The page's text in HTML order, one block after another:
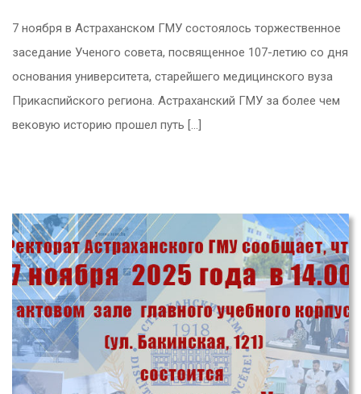
7 ноября в Астраханском ГМУ состоялось торжественное
заседание Ученого совета, посвященное 107-летию со дня
основания университета, старейшего медицинского вуза
Прикаспийского региона. Астраханский ГМУ за более чем
вековую историю прошел путь […]